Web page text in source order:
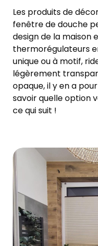
Les produits de
fenêtre de douche
design de la maison
thermorégulateurs
unique ou à motif,
légèrement
opaque, il y en a
savoir quelle option
ce qui suit !